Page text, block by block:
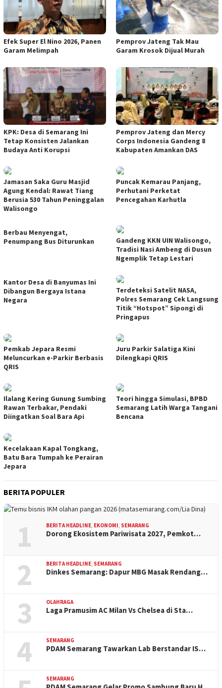
Efek Super El Nino 2026, Panen
Garam Melimpah
Pemprov Jateng Tak Mau
Garam Krosok Dijual Murah
KPK: Desa di Semarang Ini
Tetap Konsisten Jalankan
Budaya Anti Korupsi
Pemprov Jateng dan Mercy
Corps Indonesia Gandeng 8
Kabupaten Amankan DAS
Jamasan Saka Guru Masjid
Agung Kendal: Rawat Tiang
Berusia 530 Tahun Peninggalan
Walisongo
Puncak Kemarau Panjang,
Perhutani Perketat
Pencegahan Karhutla
Berbau Menyengat,
Penumpang Bus Diturunkan
Gandeng KKN UIN Walisongo,
Tradisi Nasi Ambeng di Dusun
Ngemplik Tetap Lestari
Kantor Desa di Banyumas Ini
Dibangun Bergaya Istana
Negara
Terdeteksi Satelit NASA,
Polres Semarang Cek Langsung
Titik “Hotspot” Sipongi di
Pringapus
Pemkab Jepara Resmi
Meluncurkan e-Parkir Berbasis
QRIS
Juru Parkir Salatiga Kini
Dilengkapi QRIS
Ilalang Kering Gunung Sumbing
Rawan Terbakar, Pendaki
Diingatkan Soal Bara Api
Teori hingga Simulasi, BPBD
Semarang Latih Warga Tangani
Bencana
Kecelakaan Kapal Tongkang,
Batu Bara Tumpah ke Perairan
Jepara
BERITA POPULER
1 BERITA HEADLINE EKONOMI SEMARANG
Dorong Ekosistem Pariwisata 2027, Pemkot…
2 BERITA HEADLINE SEMARANG
Dinkes Semarang: Dapur MBG Masak Rendang…
3 OLAHRAGA
Laga Pramusim AC Milan Vs Chelsea di Sta…
4 SEMARANG
PDAM Semarang Tawarkan Lab Berstandar IS…
SEMARANG